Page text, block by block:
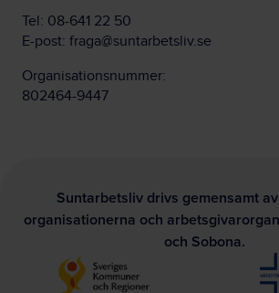
Tel: 08-641 22 50
E-post: fraga@suntarbetsliv.se
Organisationsnummer:
802464-9447
Suntarbetsliv drivs gemensamt
organisationerna och
och Sobona.